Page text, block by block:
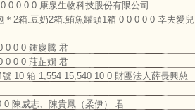
0 0 0 0 康泉生物科技股份有限公司
＊2箱.豆奶2箱.鮪魚罐頭1箱 0 0 0 0 0 幸夫愛兒
0 0 0 鍾慶騰 君
0 0 0 莊芷嫺 君
10 箱 1,554 15,540 10 0 財團法人薛長興慈
0 陳威志、陳貴鳳（柔伊） 君